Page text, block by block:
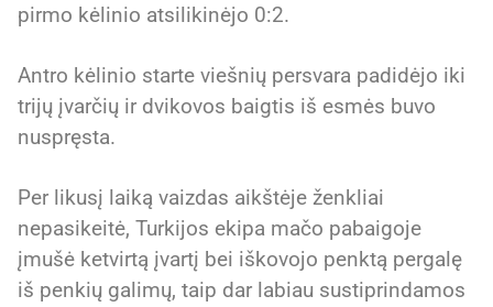
pirmo kėlinio atsilikinėjo 0:2.
Antro kėlinio starte viešnių persvara padidėjo iki
trijų įvarčių ir dvikovos baigtis iš esmės buvo
nuspręsta.
Per likusį laiką vaizdas aikštėje ženkliai
nepasikeitė, Turkijos ekipa mačo pabaigoje
įmušė ketvirtą įvartį bei iškovojo penktą pergalę
iš penkių galimų, taip dar labiau sustiprindamos